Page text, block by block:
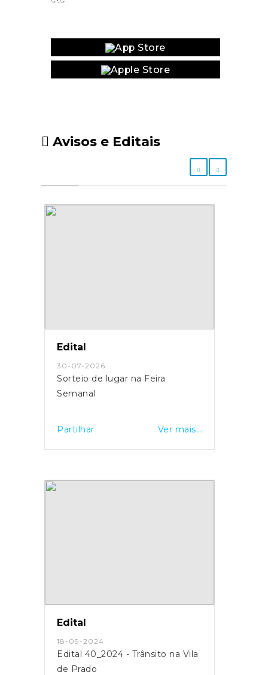
Avisos e Editais
Edital
30-07-2026
Sorteio de lugar na Feira
Semanal
Partilhar Ver mais...
Edital
18-09-2024
Edital 40_2024 - Trânsito na Vila
de Prado